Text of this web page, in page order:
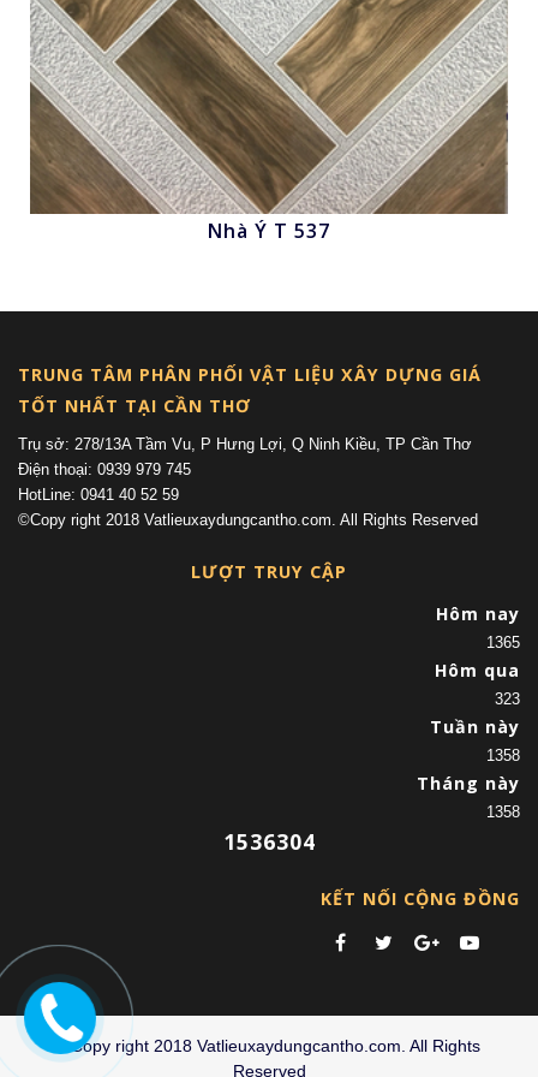
Nhấn để xem
Nhà Ý T 537
TRUNG TÂM PHÂN PHỐI VẬT LIỆU XÂY DỰNG GIÁ
TỐT NHẤT TẠI CẦN THƠ
Trụ sở: 278/13A Tầm Vu, P Hưng Lợi, Q Ninh Kiều, TP Cần Thơ
Điện thoại: 0939 979 745
HotLine: 0941 40 52 59
©Copy right 2018 Vatlieuxaydungcantho.com. All Rights Reserved
LƯỢT TRUY CẬP
Hôm nay
1365
Hôm qua
323
Tuần này
1358
Tháng này
1358
1536304
KẾT NỐI CỘNG ĐỒNG
©Copy right 2018 Vatlieuxaydungcantho.com. All Rights
Reserved